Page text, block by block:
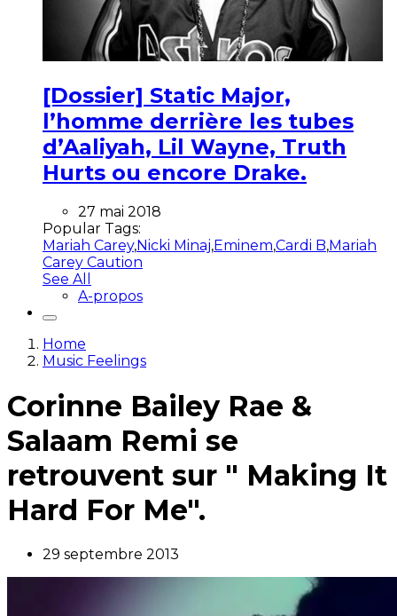
[Dossier] Static Major,
l’homme derrière les tubes
d’Aaliyah, Lil Wayne, Truth
Hurts ou encore Drake.
27 mai 2018
Popular Tags:
Mariah Carey,Nicki Minaj,Eminem,Cardi B,Mariah
Carey Caution
See All
A-propos
Home
Music Feelings
Corinne Bailey Rae &
Salaam Remi se
retrouvent sur " Making It
Hard For Me".
29 septembre 2013